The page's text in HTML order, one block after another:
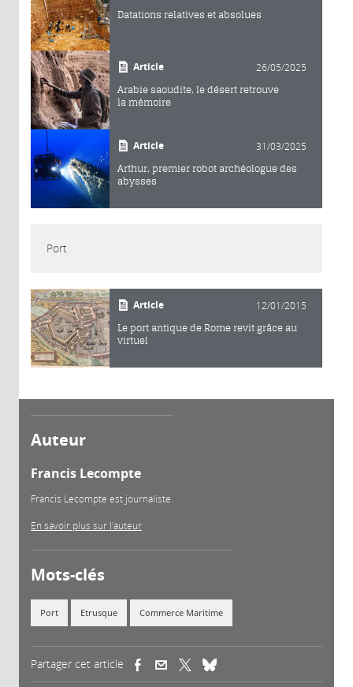
Datations relatives et absolues
Article 26/05/2025
Arabie saoudite, le désert retrouve
la mémoire
Article 31/03/2025
Arthur, premier robot archéologue des
abysses
Port
Article 12/01/2015
Le port antique de Rome revit grâce au
virtuel
Auteur
Francis Lecompte
Francis Lecompte est journaliste.
En savoir plus sur l'auteur
Mots-clés
Port Etrusque Commerce Maritime
Partager cet article (link is external)(link is external)